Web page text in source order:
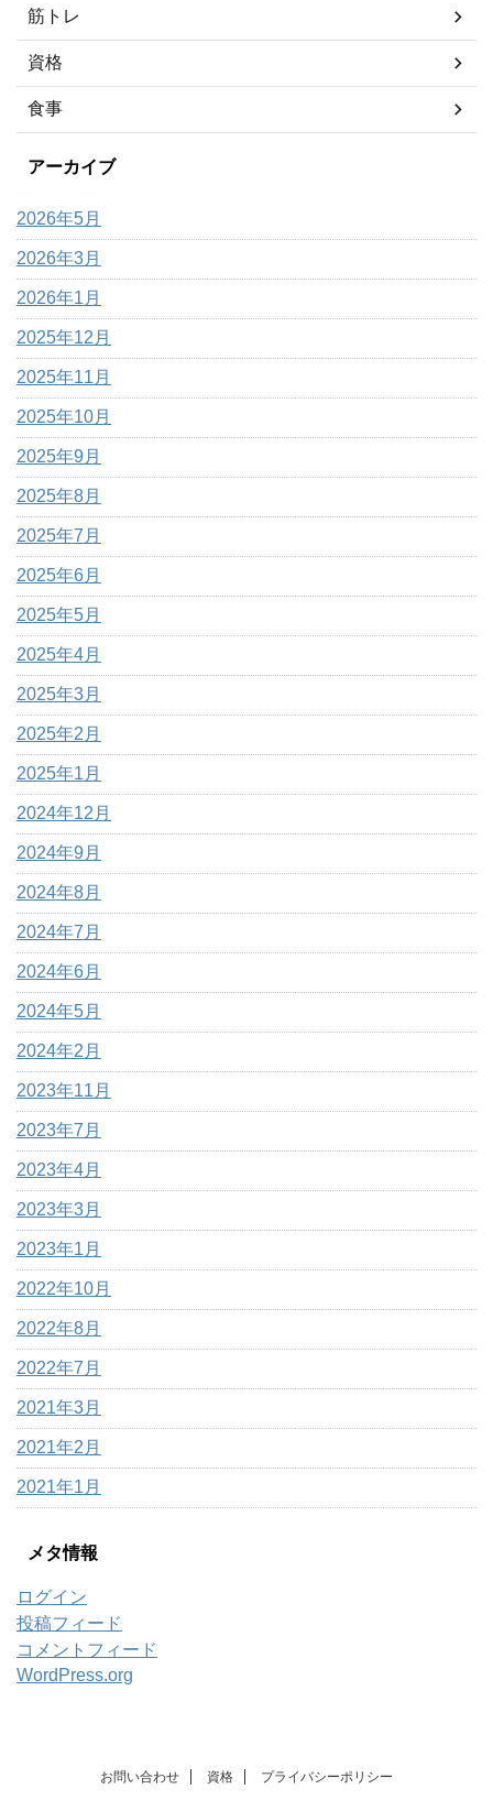
筋トレ
資格
食事
アーカイブ
2026年5月
2026年3月
2026年1月
2025年12月
2025年11月
2025年10月
2025年9月
2025年8月
2025年7月
2025年6月
2025年5月
2025年4月
2025年3月
2025年2月
2025年1月
2024年12月
2024年9月
2024年8月
2024年7月
2024年6月
2024年5月
2024年2月
2023年11月
2023年7月
2023年4月
2023年3月
2023年1月
2022年10月
2022年8月
2022年7月
2021年3月
2021年2月
2021年1月
メタ情報
ログイン
投稿フィード
コメントフィード
WordPress.org
お問い合わせ 資格 プライバシーポリシー